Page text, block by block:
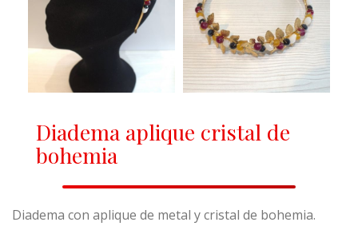
Diadema aplique cristal de
bohemia
Diadema con aplique de metal y cristal de bohemia.